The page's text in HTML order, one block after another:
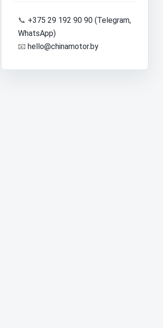
📞 +375 29 192 90 90 (Telegram,
WhatsApp)
📧 hello@chinamotor.by